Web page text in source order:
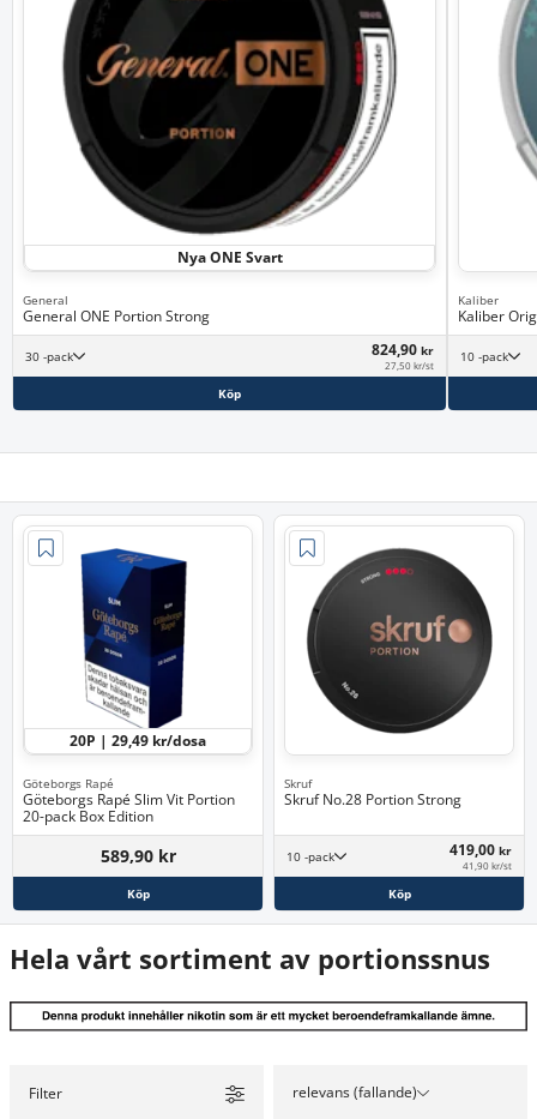
Nya ONE Svart
General
General ONE Portion Strong
30 -pack 824,90 kr
27,50 kr/st
Köp
Kaliber
Kaliber
10 -pack
20P | 29,49 kr/dosa
Göteborgs Rapé
Göteborgs Rapé Slim Vit Portion
20-pack Box Edition
589,90 kr
Köp
Skruf
Skruf No.28 Portion Strong
10 -pack 419,00 kr
41,90 kr/st
Köp
Hela vårt sortiment av portionssnus
Filter relevans (fallande)